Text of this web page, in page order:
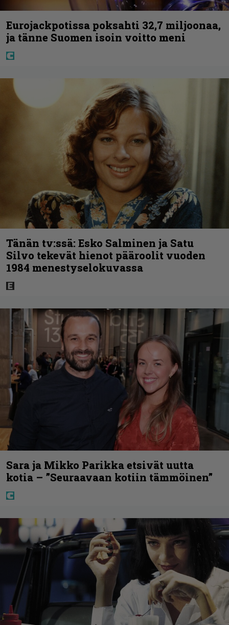
Eurojackpotissa poksahti 32,7 miljoonaa,
ja tänne Suomen isoin voitto meni
Tänän tv:ssä: Esko Salminen ja Satu
Silvo tekevät hienot pääroolit vuoden
1984 menestyselokuvassa
Sara ja Mikko Parikka etsivät uutta
kotia – ”Seuraavaan kotiin tämmöinen”